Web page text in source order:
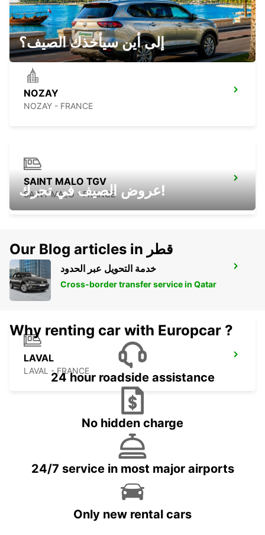
PLOERMEL
PLOERMEL - FRANCE
NOZAY
NOZAY - FRANCE
SAINT MALO TGV
SAINT MALO - FRANCE
LAVAL WEST
LAVAL - FRANCE
LAVAL
LAVAL - FRANCE
إلى أين سيأخذك الصيف؟
عروض الصيف في تحرك!
Our Blog articles in قطر
خدمة التحويل عبر الحدود
Cross-border transfer service in Qatar
Why renting car with Europcar ?
24 hour roadside assistance
No hidden charge
24/7 service in most major airports
Only new rental cars